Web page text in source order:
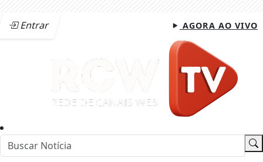
Entrar AGORA AO VIVO